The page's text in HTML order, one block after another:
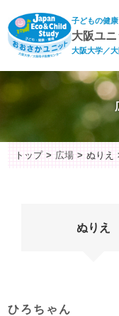
子どもの健
大阪ユ
大阪大学／
トップ 広場 ぬりえ
ぬりえ
ひろちゃん